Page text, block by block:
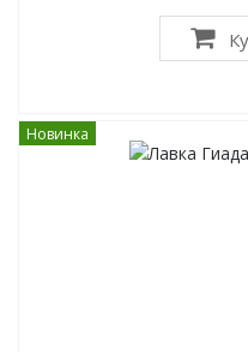
Новинка